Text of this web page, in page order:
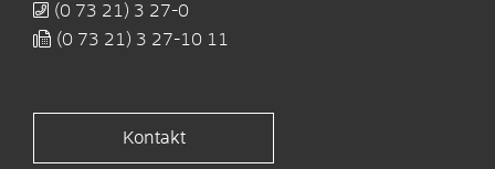
(0 73 21) 3 27-0
(0 73 21) 3 27-10 11
Kontakt